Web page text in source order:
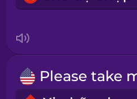
Mexican Spanish
Norwegian